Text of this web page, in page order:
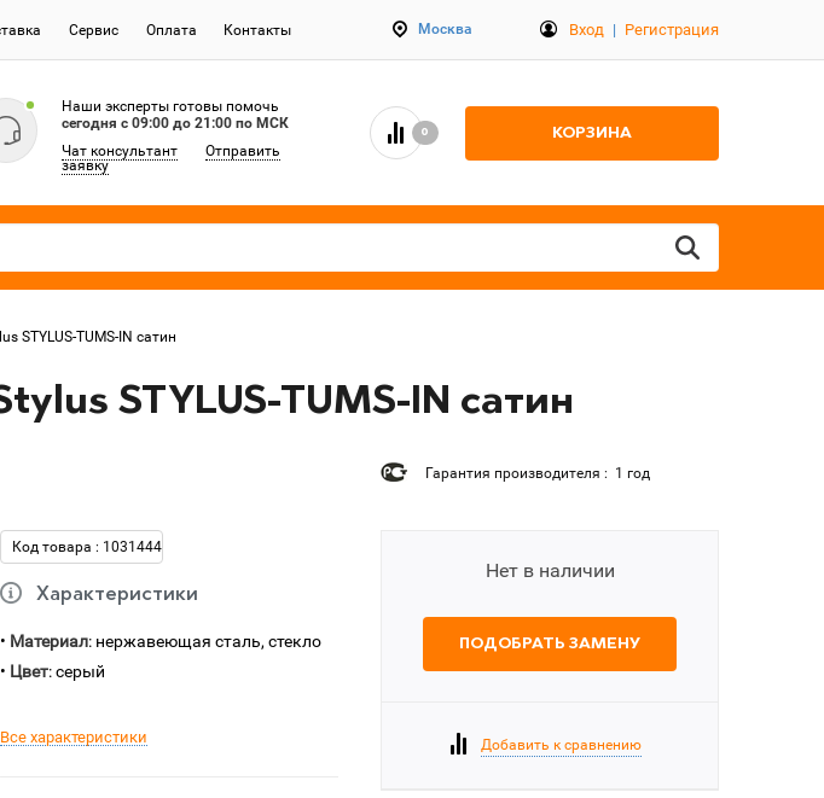
Сервис Оплата Контакты Москва Вход | Регистрация
Наши эксперты готовы помочь
сегодня c 09:00 до 21:00 по МСК
Чат консультант
Отправить
заявку
0 КОРЗИНА
STYLUS-TUMS-IN сатин
STYLUS-TUMS-IN сатин
Гарантия производителя : 1 год
Код товара : 1031444
Характеристики
• Материал: нержавеющая сталь, стекло
• Цвет: серый
Все характеристики
Нет в наличии
ПОДОБРАТЬ ЗАМЕНУ
Добавить к сравнению